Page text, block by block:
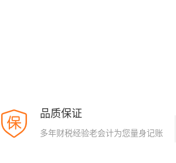
品质保证
多年财税经验老会计为您量身记账